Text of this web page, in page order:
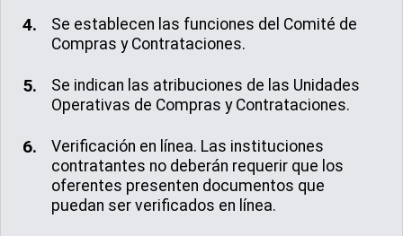
Se establecen las funciones del Comité de
Compras y Contrataciones.
Se indican las atribuciones de las Unidades
Operativas de Compras y Contrataciones.
Verificación en línea. Las instituciones
contratantes no deberán requerir que los
oferentes presenten documentos que
puedan ser verificados en línea.